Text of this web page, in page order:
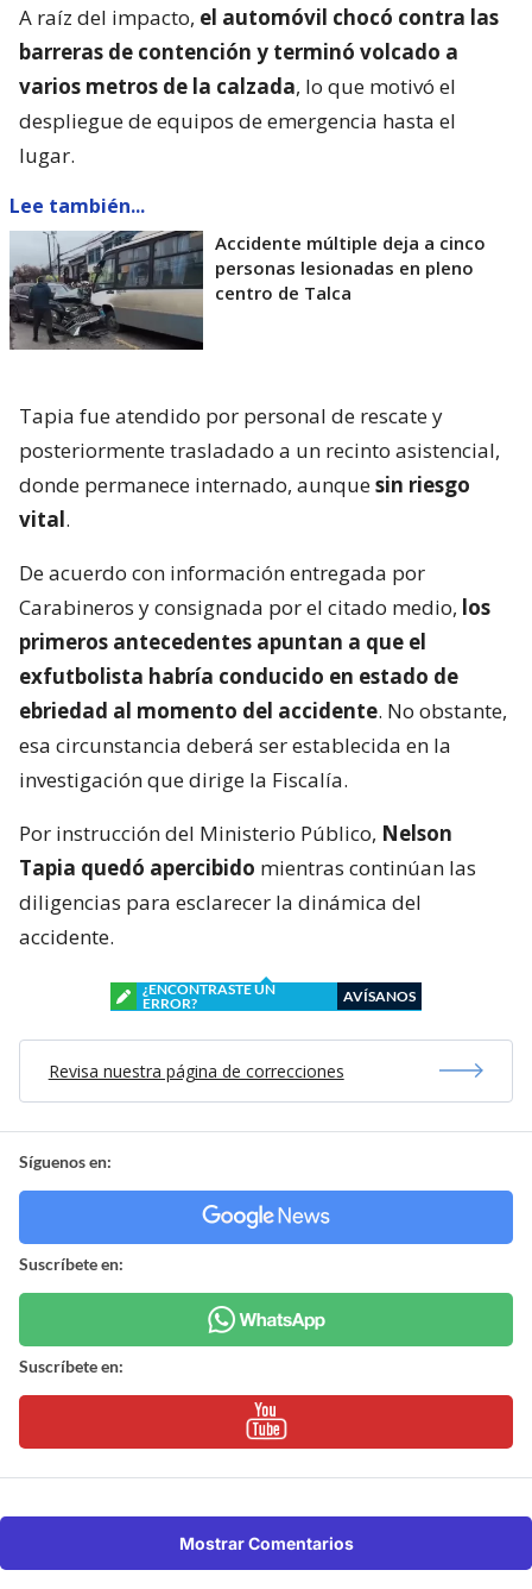
A raíz del impacto, el automóvil chocó contra las
barreras de contención y terminó volcado a
varios metros de la calzada, lo que motivó el
despliegue de equipos de emergencia hasta el
lugar.
Lee también...
Accidente múltiple deja a cinco
personas lesionadas en pleno
centro de Talca
Tapia fue atendido por personal de rescate y
posteriormente trasladado a un recinto asistencial,
donde permanece internado, aunquesin riesgo
vital.
De acuerdo con información entregada por
Carabineros y consignada por el citado medio, los
primeros antecedentes apuntan a que el
exfutbolista habría conducido en estado de
ebriedad al momento del accidente. No obstante,
esa circunstancia deberá ser establecida en la
investigación que dirige la Fiscalía.
Por instrucción del Ministerio Público, Nelson
Tapia quedó apercibido mientras continúan las
diligencias para esclarecer la dinámica del
accidente.
¿ENCONTRASTE UN
ERROR?
AVÍSANOS
Revisa nuestra página de correcciones
Síguenos en:
Suscríbete en:
Suscríbete en:
Mostrar Comentarios